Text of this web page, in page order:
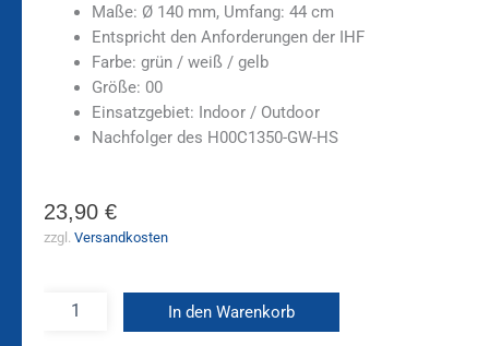
Maße: Ø 140 mm, Umfang: 44 cm
Entspricht den Anforderungen der IHF
Farbe: grün / weiß / gelb
Größe: 00
Einsatzgebiet: Indoor / Outdoor
Nachfolger des H00C1350-GW-HS
23,90 €
zzgl. Versandkosten
In den Warenkorb